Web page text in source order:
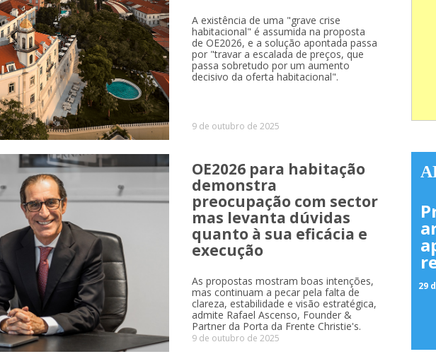
A existência de uma "grave crise
habitacional" é assumida na proposta
de OE2026, e a solução apontada passa
por "travar a escalada de preços, que
passa sobretudo por um aumento
decisivo da oferta habitacional".
9 de outubro de 2025
OE2026 para habitação
demonstra
preocupação com sector
mas levanta dúvidas
quanto à sua eficácia e
execução
As propostas mostram boas intenções,
mas continuam a pecar pela falta de
clareza, estabilidade e visão estratégica,
admite Rafael Ascenso, Founder &
Partner da Porta da Frente Christie's.
9 de outubro de 2025
29